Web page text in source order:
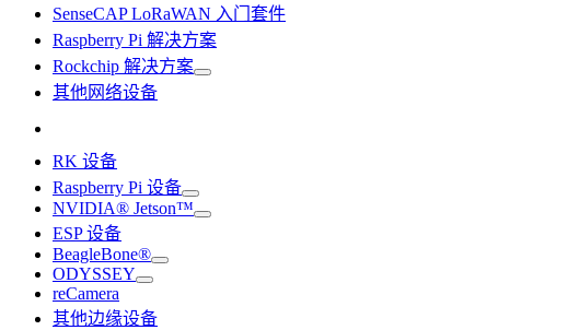
SenseCAP LoRaWAN 入门套件
Raspberry Pi 解决方案
Rockchip 解决方案
其他网络设备
RK 设备
Raspberry Pi 设备
NVIDIA® Jetson™
ESP 设备
BeagleBone®
ODYSSEY
reCamera
其他边缘设备